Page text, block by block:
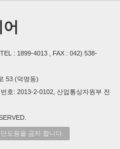
: 1899-4013 , FAX : 042) 538-
53 (덕명동)
호: 2013-2-0102, 산업통상자원부 전
도용을 금지 합니다.